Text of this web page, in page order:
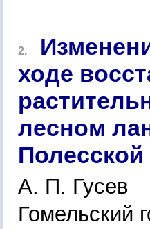
2.
ходе
лесном
А. П. Гусев
Гомельский